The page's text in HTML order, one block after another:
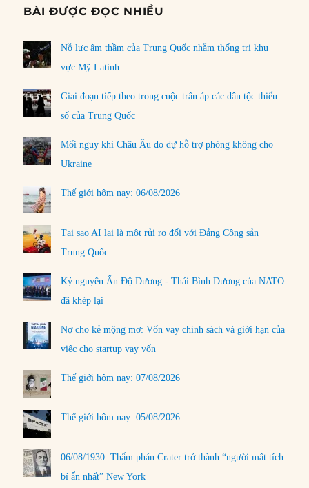
BÀI ĐƯỢC ĐỌC NHIỀU
Nỗ lực âm thầm của Trung Quốc nhằm thống trị khu
vực Mỹ Latinh
Giai đoạn tiếp theo trong cuộc trấn áp các dân tộc thiểu
số của Trung Quốc
Mối nguy khi Châu Âu do dự hỗ trợ phòng không cho
Ukraine
Thế giới hôm nay: 06/08/2026
Tại sao AI lại là một rủi ro đối với Đảng Cộng sản
Trung Quốc
Kỷ nguyên Ấn Độ Dương - Thái Bình Dương của NATO
đã khép lại
Nợ cho kẻ mộng mơ: Vốn vay chính sách và giới hạn của
việc cho startup vay vốn
Thế giới hôm nay: 07/08/2026
Thế giới hôm nay: 05/08/2026
06/08/1930: Thẩm phán Crater trở thành “người mất tích
bí ẩn nhất” New York